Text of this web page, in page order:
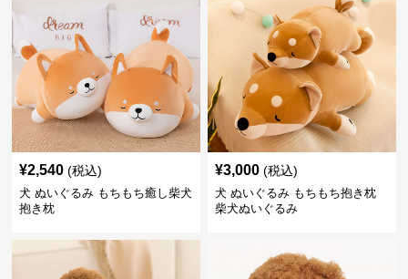
¥2,540 (税込)
犬 ぬいぐるみ もちもち癒し柴犬
抱き枕
¥3,000 (税込)
犬 ぬいぐるみ もちもち抱き枕
柴犬ぬいぐるみ